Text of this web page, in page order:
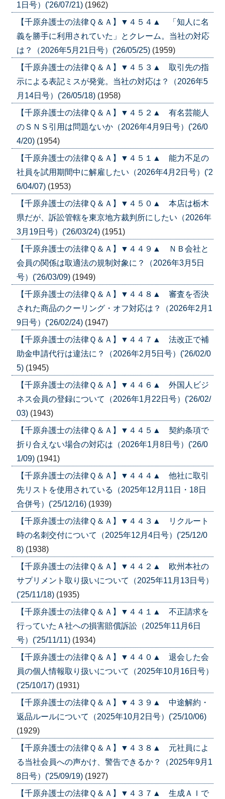
1日号）('26/07/21) (1962)
【千原弁護士の法律Ｑ＆Ａ】▼４５４▲ 「知人に名
義を勝手に利用されていた」とクレーム。当社の対応
は？（2026年5月21日号）('26/05/25) (1959)
【千原弁護士の法律Ｑ＆Ａ】▼４５３▲ 取引先の指
示による表記ミスが発覚。当社の対応は？（2026年5
月14日号）('26/05/18) (1958)
【千原弁護士の法律Ｑ＆Ａ】▼４５２▲ 有名芸能人
のＳＮＳ引用は問題ないか（2026年4月9日号）('26/0
4/20) (1954)
【千原弁護士の法律Ｑ＆Ａ】▼４５１▲ 能力不足の
社員を試用期間中に解雇したい（2026年4月2日号）('2
6/04/07) (1953)
【千原弁護士の法律Ｑ＆Ａ】▼４５０▲ 本店は栃木
県だが、訴訟管轄を東京地方裁判所にしたい（2026年
3月19日号）('26/03/24) (1951)
【千原弁護士の法律Ｑ＆Ａ】▼４４９▲ ＮＢ会社と
会員の関係は取適法の規制対象に？（2026年3月5日
号）('26/03/09) (1949)
【千原弁護士の法律Ｑ＆Ａ】▼４４８▲ 審査を否決
された商品のクーリング・オフ対応は？（2026年2月1
9日号）('26/02/24) (1947)
【千原弁護士の法律Ｑ＆Ａ】▼４４７▲ 法改正で補
助金申請代行は違法に？（2026年2月5日号）('26/02/0
5) (1945)
【千原弁護士の法律Ｑ＆Ａ】▼４４６▲ 外国人ビジ
ネス会員の登録について（2026年1月22日号）('26/02/
03) (1943)
【千原弁護士の法律Ｑ＆Ａ】▼４４５▲ 契約条項で
折り合えない場合の対応は（2026年1月8日号）('26/0
1/09) (1941)
【千原弁護士の法律Ｑ＆Ａ】▼４４４▲ 他社に取引
先リストを使用されている（2025年12月11日・18日
合併号）('25/12/16) (1939)
【千原弁護士の法律Ｑ＆Ａ】▼４４３▲ リクルート
時の名刺交付について（2025年12月4日号）('25/12/0
8) (1938)
【千原弁護士の法律Ｑ＆Ａ】▼４４２▲ 欧州本社の
サプリメント取り扱いについて（2025年11月13日号）
('25/11/18) (1935)
【千原弁護士の法律Ｑ＆Ａ】▼４４１▲ 不正請求を
行っていたＡ社への損害賠償訴訟（2025年11月6日
号）('25/11/11) (1934)
【千原弁護士の法律Ｑ＆Ａ】▼４４０▲ 退会した会
員の個人情報取り扱いについて（2025年10月16日号）
('25/10/17) (1931)
【千原弁護士の法律Ｑ＆Ａ】▼４３９▲ 中途解約・
返品ルールについて（2025年10月2日号）('25/10/06)
(1929)
【千原弁護士の法律Ｑ＆Ａ】▼４３８▲ 元社員によ
る当社会員への声かけ、警告できるか？（2025年9月1
8日号）('25/09/19) (1927)
【千原弁護士の法律Ｑ＆Ａ】▼４３７▲ 生成ＡＩで